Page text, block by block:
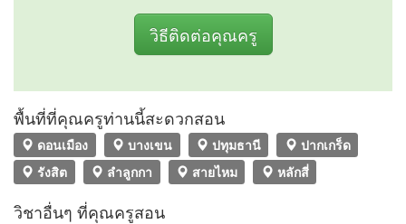
วิธีติดต่อคุณครู
พื้นที่ที่คุณครูท่านนี้สะดวกสอน
ดอนเมือง บางเขน ปทุมธานี
ปากเกร็ด
รังสิต
ลำลูกกา สายไหม หลักสี่
วิชาอื่นๆ ที่คุณครูสอน